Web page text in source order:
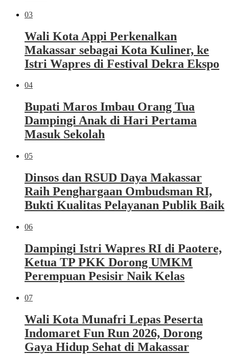
03
Wali Kota Appi Perkenalkan
Makassar sebagai Kota Kuliner, ke
Istri Wapres di Festival Dekra Ekspo
04
Bupati Maros Imbau Orang Tua
Dampingi Anak di Hari Pertama
Masuk Sekolah
05
Dinsos dan RSUD Daya Makassar
Raih Penghargaan Ombudsman RI,
Bukti Kualitas Pelayanan Publik Baik
06
Dampingi Istri Wapres RI di Paotere,
Ketua TP PKK Dorong UMKM
Perempuan Pesisir Naik Kelas
07
Wali Kota Munafri Lepas Peserta
Indomaret Fun Run 2026, Dorong
Gaya Hidup Sehat di Makassar